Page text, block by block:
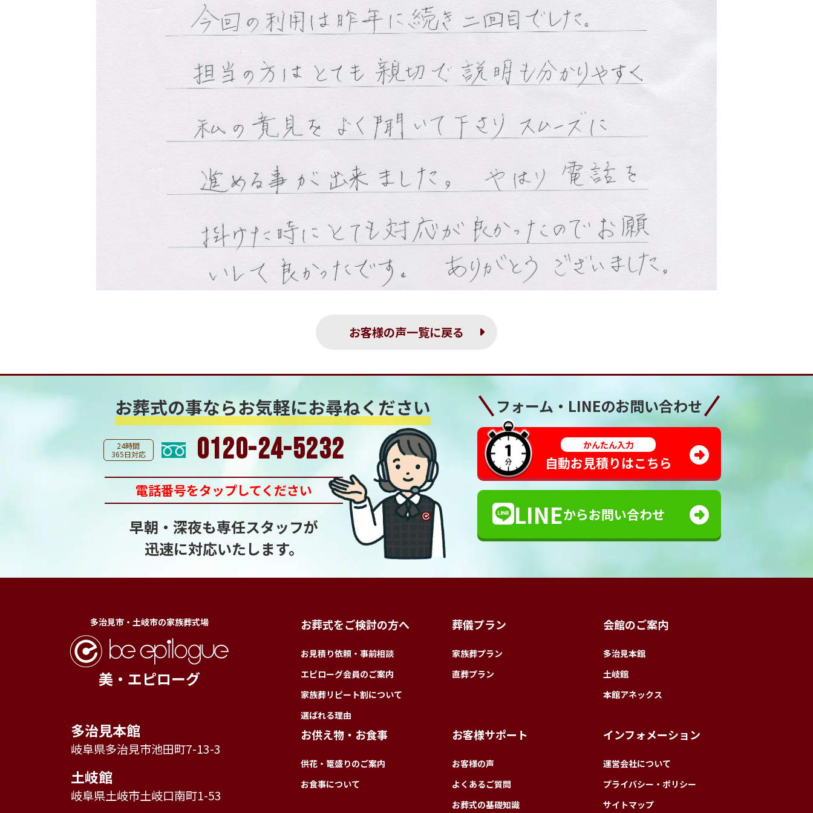
お客様の声一覧に戻る
お葬式の事ならお気軽にお尋ねください
24時間
365日対応
0120-24-5232
電話番号をタップしてください
早朝・深夜も専任スタッフが
迅速に対応いたします。
フォーム・LINEのお問い合わせ
かんたん入力
自動お見積りはこちら
LINEからお問い合わせ
多治見市・土岐市の家族葬式場
美・エピローグ
多治見本館
岐阜県多治見市池田町7-13-3
土岐館
岐阜県土岐市土岐口南町1-53
お葬式をご検討の方へ
お見積り依頼・事前相談
エピローグ会員のご案内
家族葬リピート割について
選ばれる理由
葬儀プラン
家族葬プラン
直葬プラン
会館のご案内
多治見本館
土岐館
本館アネックス
お供え物・お食事
供花・篭盛りのご案内
お食事について
お客様サポート
お客様の声
よくあるご質問
お葬式の基礎知識
インフォメーション
運営会社について
プライバシー・ポリシー
サイトマップ